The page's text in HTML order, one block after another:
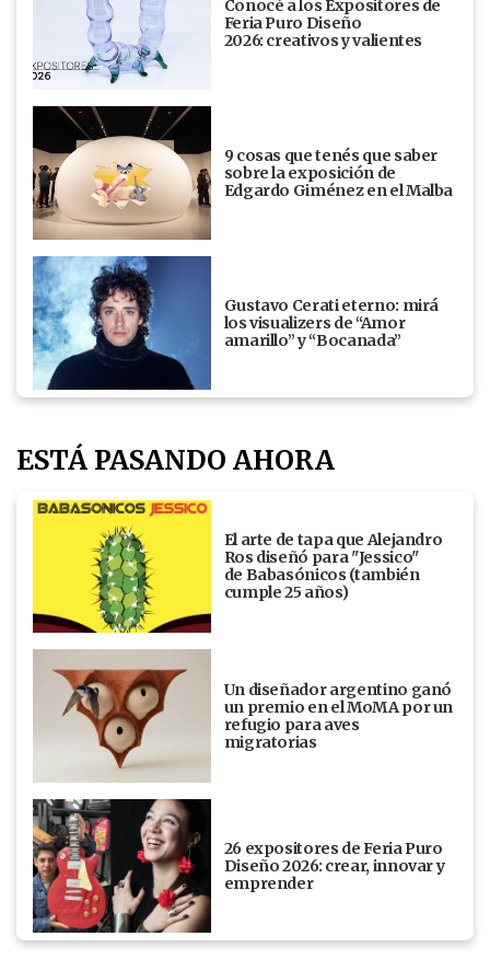
Conocé a los Expositores de
Feria Puro Diseño
2026: creativos y valientes
9 cosas que tenés que saber
sobre la exposición de
Edgardo Giménez en el Malba
Gustavo Cerati eterno: mirá
los visualizers de “Amor
amarillo” y “Bocanada”
ESTÁ PASANDO AHORA
El arte de tapa que Alejandro
Ros diseñó para "Jessico"
de Babasónicos (también
cumple 25 años)
Un diseñador argentino ganó
un premio en el MoMA por un
refugio para aves
migratorias
26 expositores de Feria Puro
Diseño 2026: crear, innovar y
emprender